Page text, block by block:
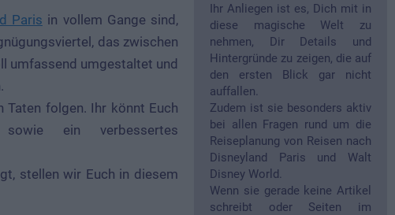
Paris in vollem Gange sind,
das zwischen
umfassend umgestaltet und
Taten folgen. Ihr könnt Euch
ein verbessertes
stellen wir Euch in diesem
Ihr Anliegen ist es, Dich mit in
diese magische Welt zu
nehmen, Dir Details und
Hintergründe zu zeigen, die auf
den ersten Blick gar nicht
auffallen.
Zudem ist sie besonders aktiv
bei allen Fragen rund um die
Reiseplanung von Reisen nach
Disneyland Paris und Walt
Disney World.
Wenn sie gerade keine Artikel
schreibt oder Seiten im